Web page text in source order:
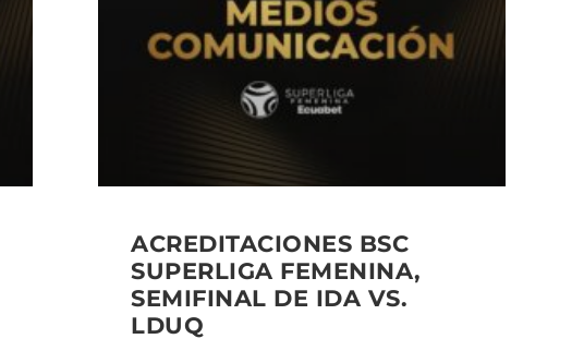
ACREDITACIONES BSC
SUPERLIGA FEMENINA,
SEMIFINAL DE IDA VS.
LDUQ